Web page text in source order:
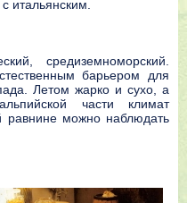
итальянским.
средиземноморский.
барьером для
Летом жарко и сухо, а
части климат
равнине можно наблюдать